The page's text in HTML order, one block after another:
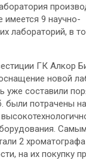
имеется 9 научно-
лабораторий, в
ГК Алкор
новой
уже составили
были потрачены
2
на их покупку